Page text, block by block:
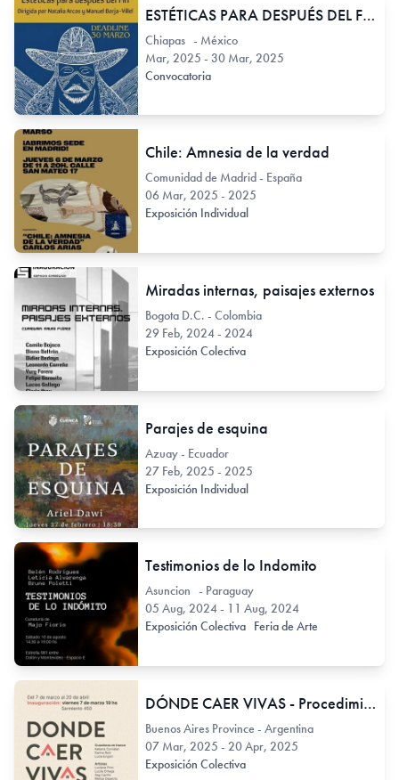
ESTÉTICAS PARA DESPUÉS DEL FIN
Chiapas - México
Mar, 2025 - 30 Mar, 2025
Convocatoria
Chile: Amnesia de la verdad
Comunidad de Madrid - España
06 Mar, 2025 - 2025
Exposición Individual
Miradas internas, paisajes externos
Bogota D.C. - Colombia
29 Feb, 2024 - 2024
Exposición Colectiva
Parajes de esquina
Azuay - Ecuador
27 Feb, 2025 - 2025
Exposición Individual
Testimonios de lo Indomito
Asuncion - Paraguay
05 Aug, 2024 - 11 Aug, 2024
Exposición Colectiva Feria de Arte
DÓNDE CAER VIVAS - Procedimientos para imaginar una casa
Buenos Aires Province - Argentina
07 Mar, 2025 - 20 Apr, 2025
Exposición Colectiva